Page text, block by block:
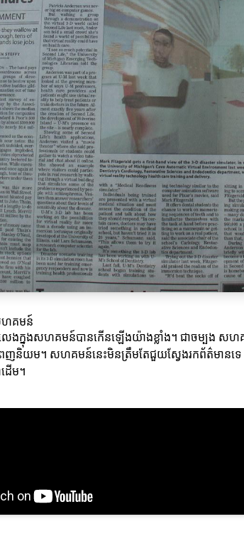
ហគមន៍
េងក្នុងសហគមន៍បានកើនឡើងយ៉ាងខ្លាំង។ ជាចម្បង សហគម
និយម។ សហគមន៍នេះមិនត្រឹមតែជួយស្វែងរកព័ត៌មានទេ ប៉ុន្
ើម។